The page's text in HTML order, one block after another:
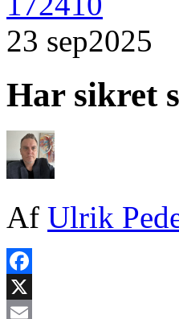
23 sep2025
Har sikret
Af Ulrik
Facebook
X